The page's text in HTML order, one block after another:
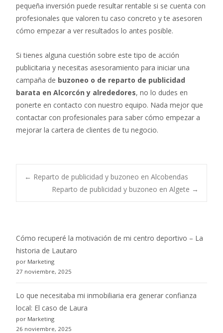
pequeña inversión puede resultar rentable si se cuenta con
profesionales que valoren tu caso concreto y te asesoren
cómo empezar a ver resultados lo antes posible.
Si tienes alguna cuestión sobre este tipo de acción
publicitaria y necesitas asesoramiento para iniciar una
campaña de buzoneo o de reparto de publicidad
barata en Alcorcón y alrededores, no lo dudes en
ponerte en contacto con nuestro equipo. Nada mejor que
contactar con profesionales para saber cómo empezar a
mejorar la cartera de clientes de tu negocio.
Post
← Reparto de publicidad y buzoneo en Alcobendas
Reparto de publicidad y buzoneo en Algete →
Cómo recuperé la motivación de mi centro deportivo – La
historia de Lautaro
por Marketing
27 noviembre, 2025
Lo que necesitaba mi inmobiliaria era generar confianza
local: El caso de Laura
por Marketing
26 noviembre, 2025